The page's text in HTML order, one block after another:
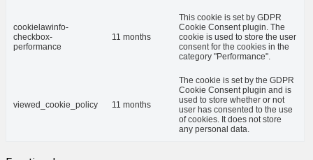
cookielawinfo-
checkbox-
performance
11 months
This cookie is set by GDPR
Cookie Consent plugin. The
cookie is used to store the user
consent for the cookies in the
category "Performance".
viewed_cookie_policy 11 months
The cookie is set by the GDPR
Cookie Consent plugin and is
used to store whether or not
user has consented to the use
of cookies. It does not store
any personal data.